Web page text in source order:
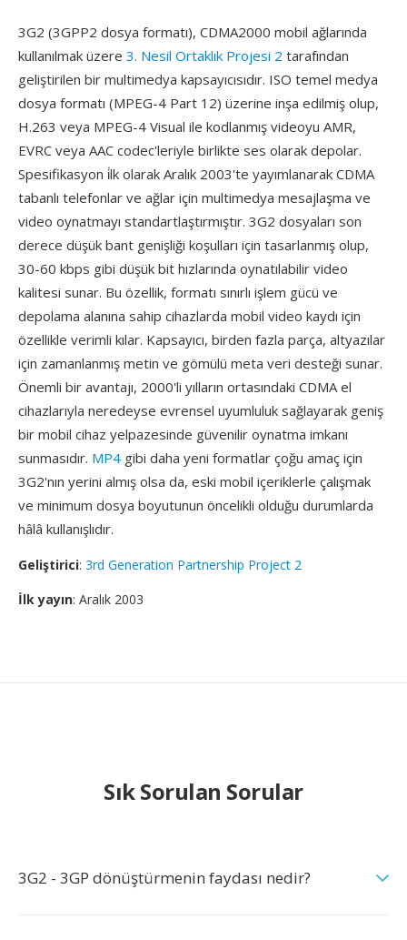
3G2 (3GPP2 dosya formatı), CDMA2000 mobil ağlarında
kullanılmak üzere 3. Nesil Ortaklık Projesi 2 tarafından
geliştirilen bir multimedya kapsayıcısıdır. ISO temel medya
dosya formatı (MPEG-4 Part 12) üzerine inşa edilmiş olup,
H.263 veya MPEG-4 Visual ile kodlanmış videoyu AMR,
EVRC veya AAC codec'leriyle birlikte ses olarak depolar.
Spesifikasyon i̇lk olarak Aralık 2003'te yayımlanarak CDMA
tabanlı telefonlar ve ağlar için multimedya mesajlaşma ve
video oynatmayı standartlaştırmıştır. 3G2 dosyaları son
derece düşük bant genişliği koşulları için tasarlanmış olup,
30-60 kbps gibi düşük bit hızlarında oynatılabilir video
kalitesi sunar. Bu özellik, formatı sınırlı işlem gücü ve
depolama alanına sahip cihazlarda mobil video kaydı için
özellikle verimli kılar. Kapsayıcı, birden fazla parça, altyazılar
için zamanlanmış metin ve gömülü meta veri desteği sunar.
Önemli bir avantajı, 2000'li yılların ortasındaki CDMA el
cihazlarıyla neredeyse evrensel uyumluluk sağlayarak geniş
bir mobil cihaz yelpazesinde güvenilir oynatma imkanı
sunmasıdır. MP4 gibi daha yeni formatlar çoğu amaç için
3G2'nın yerini almış olsa da, eski mobil içeriklerle çalışmak
ve minimum dosya boyutunun öncelikli olduğu durumlarda
hâlâ kullanışlıdır.
Geliştirici: 3rd Generation Partnership Project 2
İlk yayın: Aralık 2003
Sık Sorulan Sorular
3G2 - 3GP dönüştürmenin faydası nedir?